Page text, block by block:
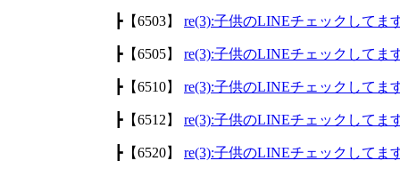
┣【6503】 re(3):子供のLINEチェックしてま
┣【6505】 re(3):子供のLINEチェックしてま
┣【6510】 re(3):子供のLINEチェックしてま
┣【6512】 re(3):子供のLINEチェックしてま
┣【6520】 re(3):子供のLINEチェックしてま